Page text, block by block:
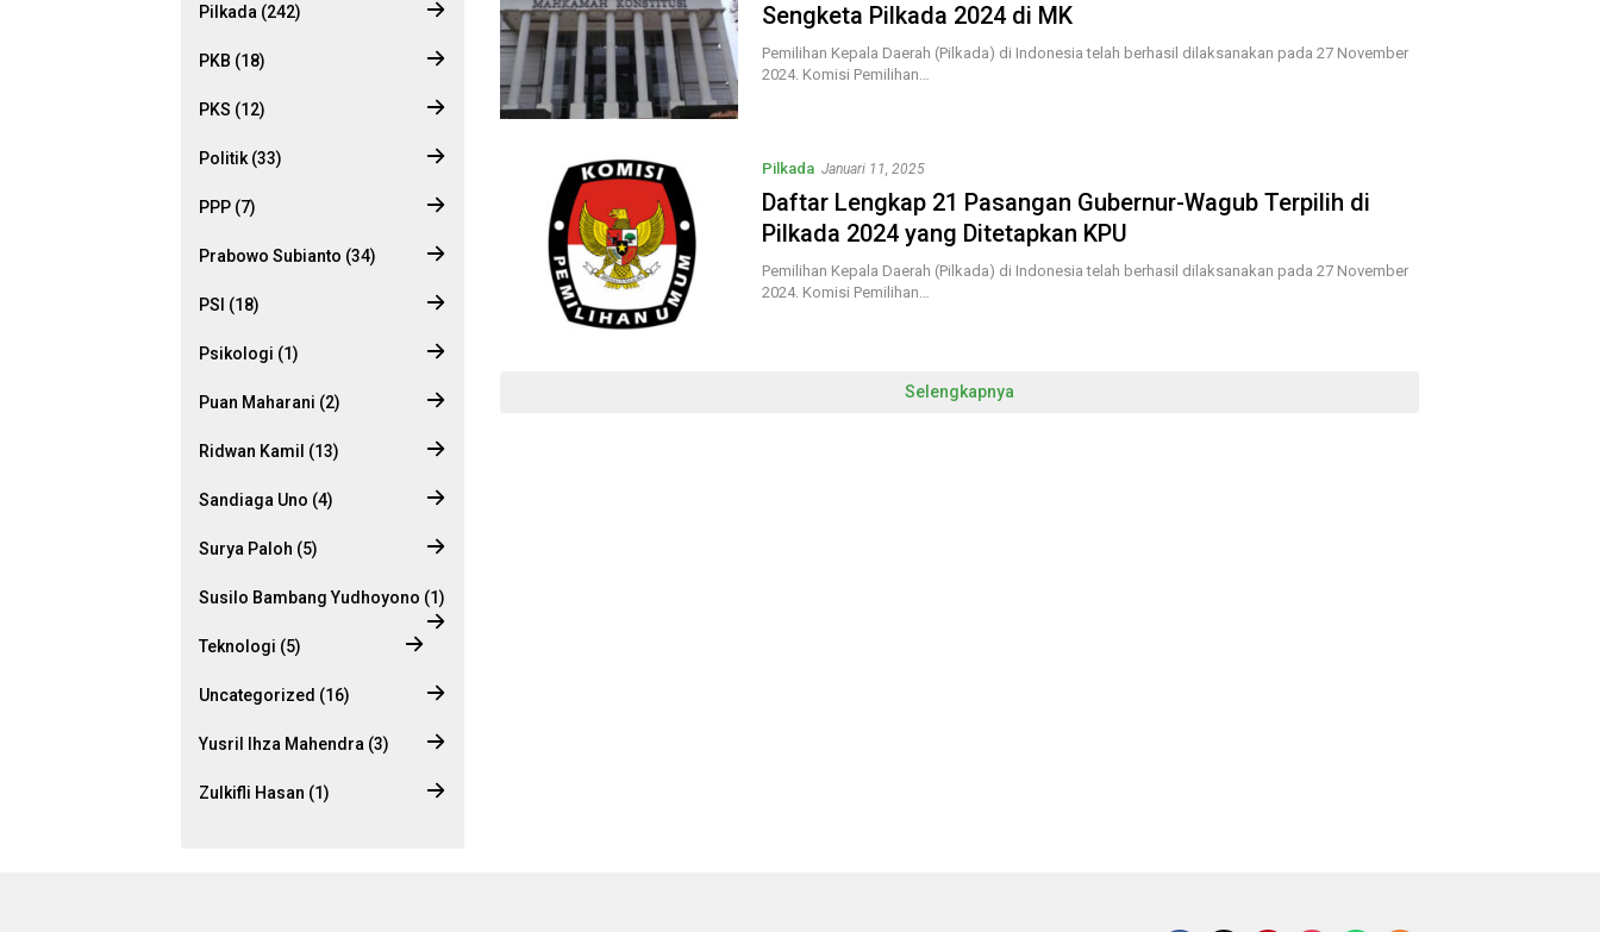
Pilkada (242)
PKB (18)
PKS (12)
Politik (33)
PPP (7)
Prabowo Subianto (34)
PSI (18)
Psikologi (1)
Puan Maharani (2)
Ridwan Kamil (13)
Sandiaga Uno (4)
Surya Paloh (5)
Susilo Bambang Yudhoyono (1)
Teknologi (5)
Uncategorized (16)
Yusril Ihza Mahendra (3)
Zulkifli Hasan (1)
Sengketa Pilkada 2024 di MK
Pemilihan Kepala Daerah (Pilkada) di Indonesia telah berhasil dilaksanakan pada 27 November
2024. Komisi Pemilihan…
Pilkada Januari 11, 2025
Daftar Lengkap 21 Pasangan Gubernur-Wagub Terpilih di
Pilkada 2024 yang Ditetapkan KPU
Pemilihan Kepala Daerah (Pilkada) di Indonesia telah berhasil dilaksanakan pada 27 November
2024. Komisi Pemilihan…
Selengkapnya